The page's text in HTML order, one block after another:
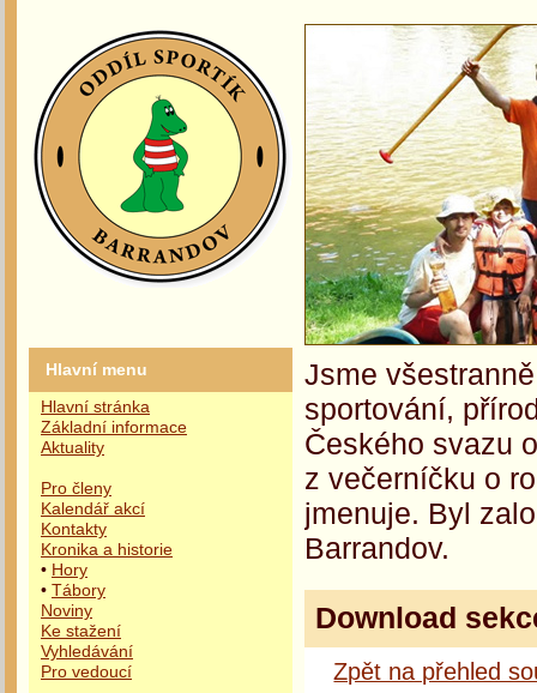
Hlavní menu
Hlavní stránka
Základní informace
Aktuality
Pro členy
Kalendář akcí
Kontakty
Kronika a historie
• Hory
• Tábory
Noviny
Ke stažení
Vyhledávání
Pro vedoucí
Jsme
sportování,
Českého svazu
z večerníčku o
jmenuje. Byl
Barrandov.
Download
Zpět na přehled